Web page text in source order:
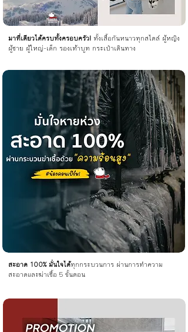
มาที่เดียวได้ครบทั้งครอบครัว! ทั้งเสื้อกันหนาวทุกสไตล์ ผู้หญิง
ผู้ชาย ผู้ใหญ่-เด็ก รองเท้าบูท กระเป๋าเดินทาง
สะอาด 100% มั่นใจได้ทุกกระบวนการ ผ่านการทำความ
สะอาดและฆ่าเชื้อ 5 ขั้นตอน